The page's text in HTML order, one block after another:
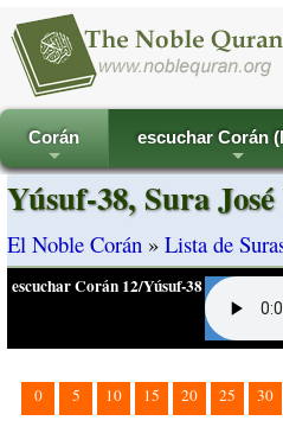
+
Corán
+
escuchar Corán
Yúsuf-38, Sura
El Noble Corán » Lista de
escuchar Corán 12/Yúsuf-38
0 5 10 15 20 25 30